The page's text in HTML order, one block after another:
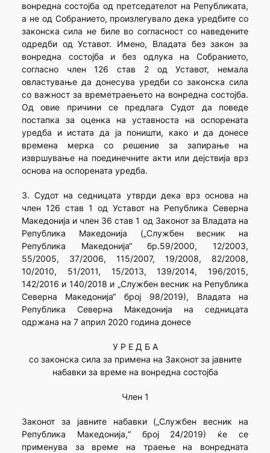
вонредна состојба од претседателот на Републиката,
а не од Собранието, произлегувало дека уредбите со
законска сила не биле во согласност со наведените
одредби од Уставот. Имено, Владата без закон за
вонредна состојба и без одлука на Собранието,
согласно член 126 став 2 од Уставот, немала
овластување да донесува уредби со законска сила
со важност за времетраењето на вонредна состојба.
Од овие причини се предлага Судот да поведе
постапка за оценка на уставноста на оспорената
уредба и истата да ја поништи, како и да донесе
времена мерка со решение за запирање на
извршување на поединечните акти или дејствија врз
основа на оспорената уредба.
3. Судот на седницата утврди дека врз основа на
член 126 став 1 од Уставот на Република Северна
Македонија и член 36 став 1 од Законот за Владата на
Република Македонија („Службен весник на
Република Македонија“ бр.59/2000, 12/2003,
55/2005, 37/2006, 115/2007, 19/2008, 82/2008,
10/2010, 51/2011, 15/2013, 139/2014, 196/2015,
142/2016 и 140/2018 и „Службен весник на Република
Северна Македонија“ број 98/2019), Владата на
Република Северна Македонија на седницата
одржана на 7 април 2020 година донесе
У Р Е Д Б А
со законска сила за примена на Законот за јавните
набавки за време на вонредна состојба
Член 1
Законот за јавните набавки („Службен весник на
Република Македонија,“ број 24/2019) ќе се
применува за време на траење на вонредната